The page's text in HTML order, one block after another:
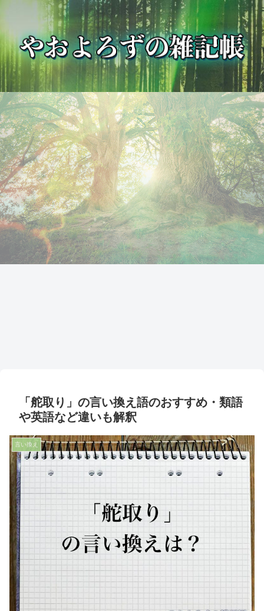
「舵取り」の言い換え語のおすすめ・類語
や英語など違いも解釈
言い換え